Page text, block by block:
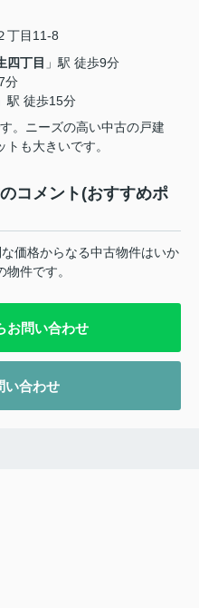
丁目11-8
四丁目 」駅 徒歩9分
分
」駅 徒歩15分
。ニーズの高い中古の戸建
も大きいです。
コメント(おすすめポ
価格からなる中古物件はいか
件です。
お問い合わせ
い合わせ